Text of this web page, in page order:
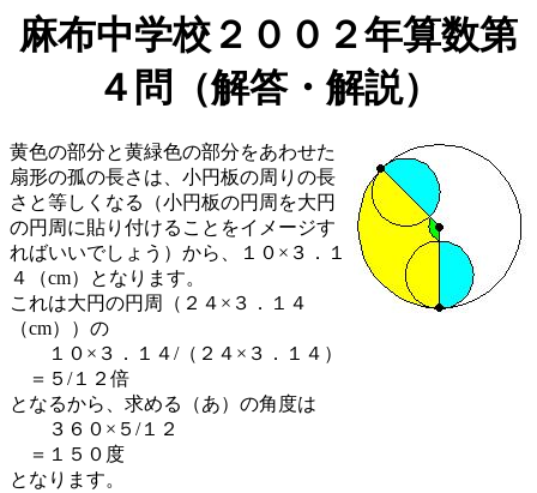
麻布中学校２００２年算数第
４問（解答・解説）
黄色の部分と黄緑色の部分をあわせた
扇形の孤の長さは、小円板の周りの長
さと等しくなる（小円板の円周を大円
の円周に貼り付けることをイメージす
ればいいでしょう）から、１０×３．１
４（cm）となります。
これは大円の円周（２４×３．１４
（cm））の
１０×３．１４/（２４×３．１４）
＝５/１２倍
となるから、求める（あ）の角度は
３６０×５/１２
＝１５０度
となります。